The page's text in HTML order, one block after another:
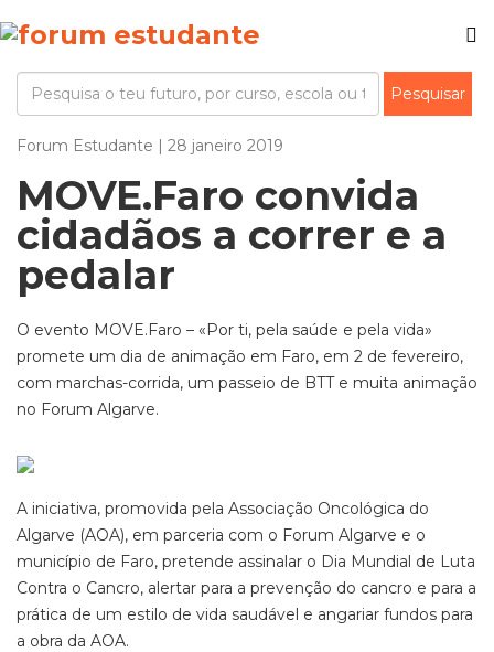
Forum Estudante | 28 janeiro 2019
MOVE.Faro convida
cidadãos a correr e a
pedalar
O evento MOVE.Faro – «Por ti, pela saúde e pela vida»
promete um dia de animação em Faro, em 2 de fevereiro,
com marchas-corrida, um passeio de BTT e muita animação
no Forum Algarve.
A iniciativa, promovida pela Associação Oncológica do
Algarve (AOA), em parceria com o Forum Algarve e o
município de Faro, pretende assinalar o Dia Mundial de Luta
Contra o Cancro, alertar para a prevenção do cancro e para a
prática de um estilo de vida saudável e angariar fundos para
a obra da AOA.